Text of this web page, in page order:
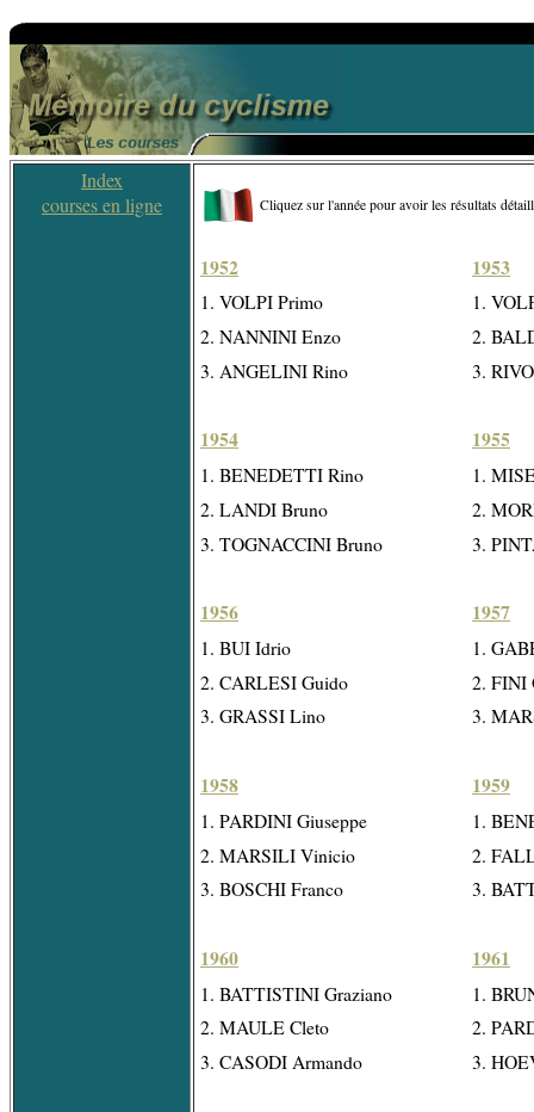
Index
courses en ligne
Cliquez sur l'année pour avoir les résultats
1952
1. VOLPI Primo
2. NANNINI Enzo
3. ANGELINI Rino
1954
1. BENEDETTI Rino
2. LANDI Bruno
3. TOGNACCINI Bruno
1956
1. BUI Idrio
2. CARLESI Guido
3. GRASSI Lino
1958
1. PARDINI Giuseppe
2. MARSILI Vinicio
3. BOSCHI Franco
1960
1. BATTISTINI Graziano
2. MAULE Cleto
3. CASODI Armando
1953
1.
2.
3.
1955
1.
2.
3.
1957
1.
2. FINI
3.
1959
1.
2.
3.
1961
1.
2.
3.